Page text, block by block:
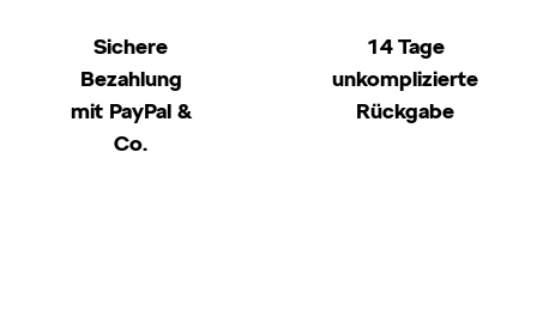
Sichere
Bezahlung
mit PayPal &
Co.
14 Tage
unkomplizierte
Rückgabe